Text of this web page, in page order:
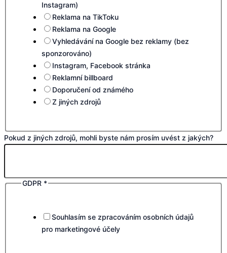
Instagram)
Reklama na TikToku
Reklama na Google
Vyhledávání na Google bez reklamy (bez
sponzorováno)
Instagram, Facebook stránka
Reklamní billboard
Doporučení od známého
Z jiných zdrojů
Pokud z jiných zdrojů, mohli byste nám prosím uvést z jakých?
GDPR *
Souhlasím se zpracováním osobních údajů
pro marketingové účely